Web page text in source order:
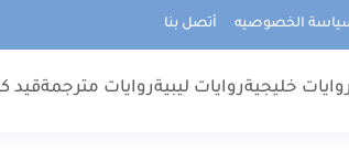
الخصوصيه أتصل بنا
روايات خليجيةروايات ليبيةروايات مترجمةقيد